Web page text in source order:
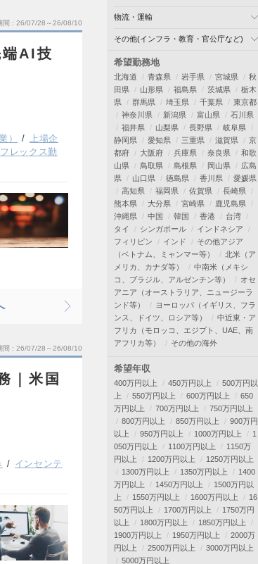
間 26/07/28～26/08/10
端AI技
）
上場企
フレックス勤
間 26/07/28～26/08/10
｜米国
インセンテ
物流・運輸
その他(インフラ・教育・官公庁など)
希望勤務地
北海道 青森県 岩手県 宮城県
秋
田県
山形県 福島県 茨城県
栃木
県
群馬県 埼玉県 千葉県
東京都
神奈川県
新潟県 富山県
石川県
福井県
山梨県 長野県
岐阜県
静岡県
愛知県 三重県 滋賀県
京
都府
大阪府 兵庫県 奈良県
和歌
山県
鳥取県 島根県 岡山県
広島
県
山口県 徳島県 香川県
愛媛県
高知県
福岡県 佐賀県
長崎県
熊本県
大分県 宮崎県
鹿児島県
沖縄県
中国 韓国 香港
台湾
タイ
シンガポール
インドネシア
フィリピン
インド
その他アジア
（ベトナム、ミャンマー等）
北米（ア
メリカ、カナダ等）
中南米（メキシ
コ、ブラジル、アルゼンチン等）
オセ
アニア（オーストラリア、ニュージーラ
ンド等）
ヨーロッパ（イギリス、フラ
ンス、ドイツ、ロシア等）
中近東・ア
フリカ（モロッコ、エジプト、UAE、南
アフリカ等）
その他の海外
希望年収
400万円以上 450万円以上
500万円以
上
550万円以上 600万円以上
650
万円以上
700万円以上
750万円以上
800万円以上
850万円以上
900万円
以上
950万円以上 1000万円以上
1
050万円以上
1100万円以上
1150万
円以上
1200万円以上
1250万円以上
1300万円以上
1350万円以上
1400
万円以上
1450万円以上
1500万円以
上
1550万円以上 1600万円以上
16
50万円以上
1700万円以上
1750万円
以上
1800万円以上
1850万円以上
1900万円以上
1950万円以上
2000万
円以上
2500万円以上
3000万円以上
5000万円以上